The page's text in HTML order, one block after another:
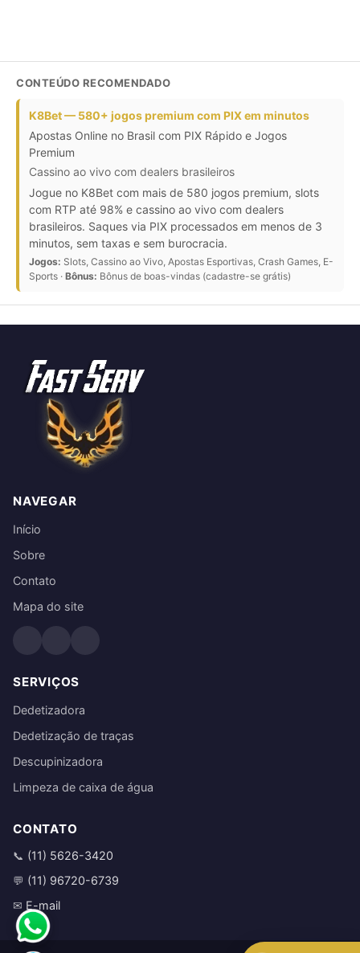
CONTEÚDO RECOMENDADO
K8Bet — 580+ jogos premium com PIX em minutos
Apostas Online no Brasil com PIX Rápido e Jogos
Premium
Cassino ao vivo com dealers brasileiros
Jogue no K8Bet com mais de 580 jogos premium, slots
com RTP até 98% e cassino ao vivo com dealers
brasileiros. Saques via PIX processados em menos de 3
minutos, sem taxas e sem burocracia.
Jogos: Slots, Cassino ao Vivo, Apostas Esportivas, Crash Games, E-
Sports · Bônus: Bônus de boas-vindas (cadastre-se grátis)
NAVEGAR
Início
Sobre
Contato
Mapa do site
SERVIÇOS
Dedetizadora
Dedetização de traças
Descupinizadora
Limpeza de caixa de água
CONTATO
📞 (11) 5626-3420
💬 (11) 96720-6739
✉ E-mail